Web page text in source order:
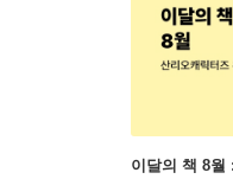
이달의 책 8월